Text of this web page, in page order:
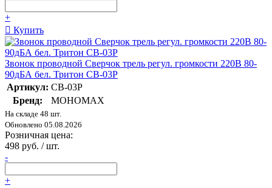
+
Купить
Звонок проводной Сверчок трель регул. громкости 220В 80-
90дБА бел. Тритон СВ-03Р
Артикул: СВ-03Р
Бренд:
МОНОМАХ
На складе 48 шт.
Обновлено 05.08.2026
Розничная цена:
498 руб. / шт.
-
+